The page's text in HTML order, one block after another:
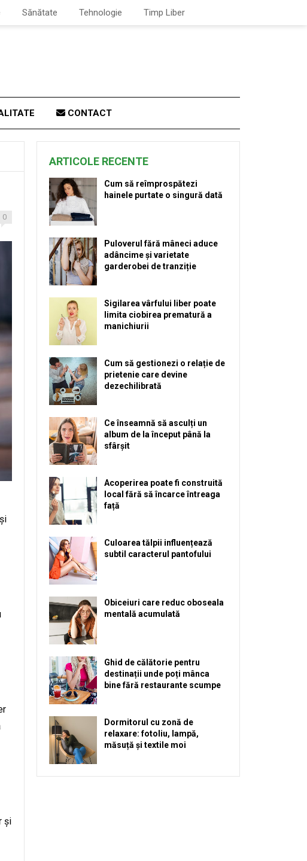
Sănătate Tehnologie Timp Liber
CONTACT
0
și
ARTICOLE RECENTE
Cum să reîmprospătezi
hainele purtate o singură dată
Puloverul fără mâneci aduce
adâncime și varietate
garderobei de tranziție
Sigilarea vârfului liber poate
limita ciobirea prematură a
manichiurii
Cum să gestionezi o relație de
prietenie care devine
dezechilibrată
Ce înseamnă să asculți un
album de la început până la
sfârșit
Acoperirea poate fi construită
local fără să încarce întreaga
față
Culoarea tălpii influențează
subtil caracterul pantofului
Obiceiuri care reduc oboseala
mentală acumulată
Ghid de călătorie pentru
destinații unde poți mânca
bine fără restaurante scumpe
Dormitorul cu zonă de
relaxare: fotoliu, lampă,
măsuță și textile moi